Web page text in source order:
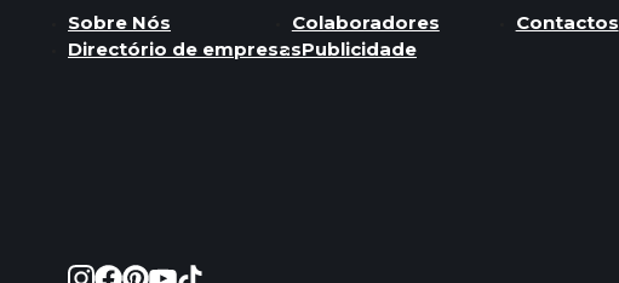
Sobre Nós Colaboradores
Contactos
Directório de empresasPublicidade